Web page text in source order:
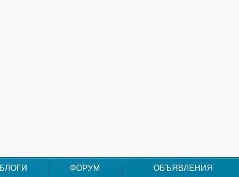
БЛОГИ ФОРУМ ОБЪЯВЛЕНИЯ